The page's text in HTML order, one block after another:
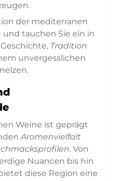
der mediterranen
und tauchen Sie ein in
Tradition
unvergesslichen
Weine ist geprägt
Aromenvielfalt
. Von
Nuancen bis hin
diese Region eine